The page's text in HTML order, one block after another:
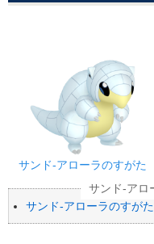
サンド-アローラのすがた
サンド-アローラのすがた